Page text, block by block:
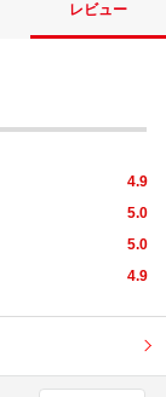
レビュー
4.9
5.0
5.0
4.9